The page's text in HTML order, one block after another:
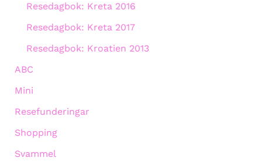
Resedagbok: Kreta 2016
Resedagbok: Kreta 2017
Resedagbok: Kroatien 2013
ABC
Mini
Resefunderingar
Shopping
Svammel